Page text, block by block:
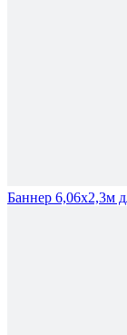
Баннер 6,06х2,3м